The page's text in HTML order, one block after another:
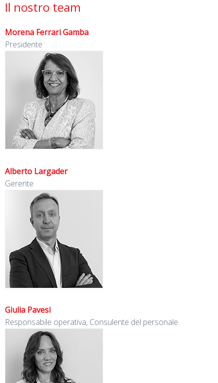
Il nostro team
Morena Ferrari Gamba
Presidente
Alberto Largader
Gerente
Giulia Pavesi
Responsabile operativa, Consulente del personale